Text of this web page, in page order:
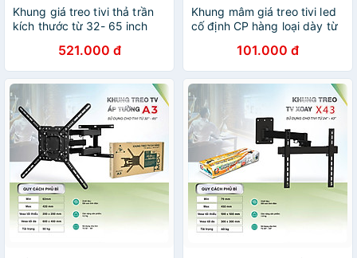
Khung giá treo tivi thả trần
kích thước từ 32- 65 inch
Chính Hãng521.000 đ
Khung mâm giá treo tivi led
cố định CP hàng loại dày từ
101.000 đ